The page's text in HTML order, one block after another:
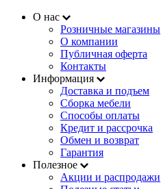
О нас
Розничные магазины
О компании
Публичная оферта
Контакты
Информация
Доставка и подъем
Сборка мебели
Способы оплаты
Кредит и рассрочка
Обмен и возврат
Гарантия
Полезное
Акции и распродажи